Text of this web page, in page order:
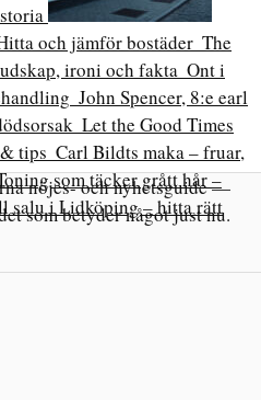
och jämför bostäder The
ironi och fakta Ont i
John Spencer, 8:e earl
Let the Good Times
tips Carl Bildts maka – fruar,
som täcker grått hår –
salu i Lidköping – hitta rätt
nöjes- och nyhetsguide —
som betyder något just nu.